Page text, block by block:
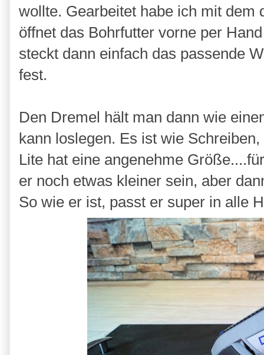
wollte. Gearbeitet habe ich mit
öffnet das Bohrfutter vorne per
steckt dann einfach das passende
fest.
Den Dremel hält man dann wie
kann loslegen. Es ist wie
Lite hat eine angenehme
er noch etwas kleiner sein, aber
So wie er ist, passt er super in alle